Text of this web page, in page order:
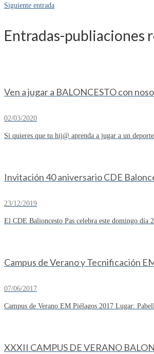
Siguiente entrada
Entradas-publiaciones
Ven a jugar a BALONCESTO con
02/03/2020
Si quieres que tu hij@ aprenda a jugar a un
Invitación 40 aniversario CDE
23/12/2019
El CDE Balioncesto Pas celebra este domingo día
Campus de Verano y Tecnificación
07/06/2017
Campus de Verano EM Piélagos 2017 Lugar:
XXXII CAMPUS DE VERANO